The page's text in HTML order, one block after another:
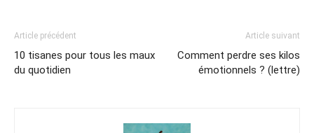
Article précédent
10 tisanes pour tous les maux
du quotidien
Article suivant
Comment perdre ses kilos
émotionnels ? (lettre)